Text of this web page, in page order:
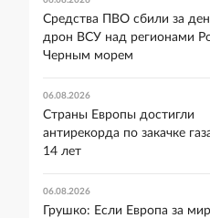
Средства ПВО сбили за
дрон ВСУ над регионами
Черным морем
06.08.2026
Страны Европы достигли
антирекорда по закачке
14 лет
06.08.2026
Грушко: Если Европа за